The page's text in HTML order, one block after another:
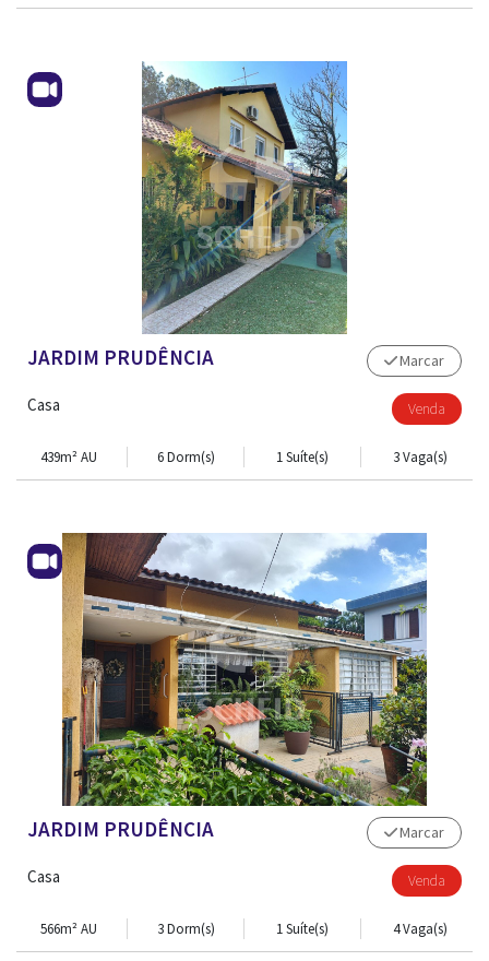
CONTATO
JARDIM PRUDÊNCIA
Casa
Marcar
Venda
439m² AU 6 Dorm(s) 1 Suíte(s) 3 Vaga(s)
JARDIM PRUDÊNCIA
Casa
Marcar
Venda
566m² AU 3 Dorm(s) 1 Suíte(s) 4 Vaga(s)